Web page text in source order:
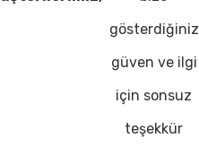
gösterdiğiniz
güven ve ilgi
için sonsuz
teşekkür